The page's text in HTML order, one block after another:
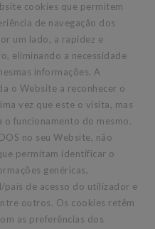
cookies que permitem
de navegação dos
um lado, a rapidez e
eliminando a necessidade
informações. A
o Website a reconhecer o
vez que este o visita, mas
funcionamento do mesmo.
no seu Website, não
permitam identificar o
genéricas,
país de acesso do utilizador e
outros. Os cookies retêm
as preferências dos